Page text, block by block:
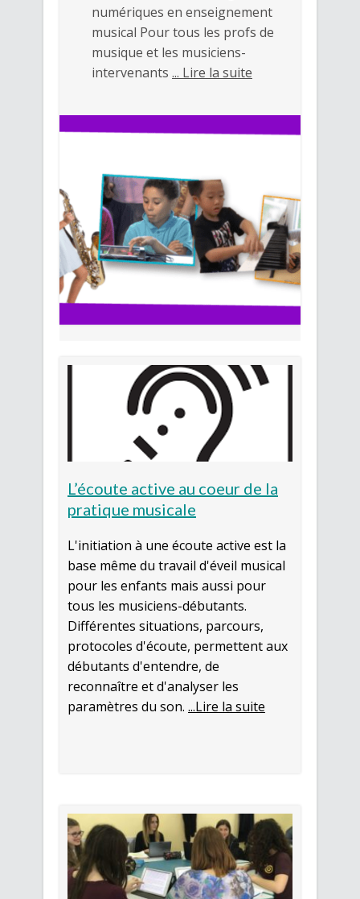
numériques en enseignement
musical Pour tous les profs de
musique et les musiciens-
intervenants ... Lire la suite
L’écoute active au coeur de la
pratique musicale
L'initiation à une écoute active est la
base même du travail d'éveil musical
pour les enfants mais aussi pour
tous les musiciens-débutants.
Différentes situations, parcours,
protocoles d'écoute, permettent aux
débutants d'entendre, de
reconnaître et d'analyser les
paramètres du son. ...Lire la suite